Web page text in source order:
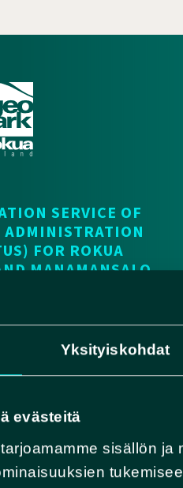
Yksityiskohdat
evästeitä
sisällön ja
SERVICE OF
FOR ROKUA
MANAMANSALO
Route
OY